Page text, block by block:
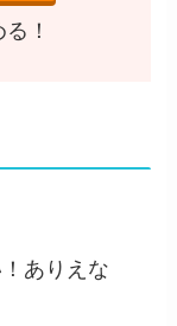
！
ありえな